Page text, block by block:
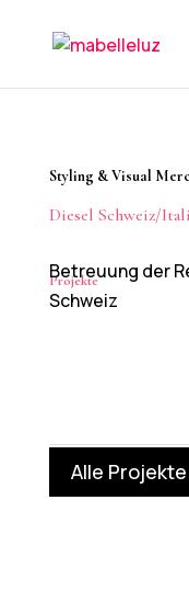
Projekte
Styling & Visual
Diesel Schweiz/
Betreuung der
Schweiz
Alle Projekte